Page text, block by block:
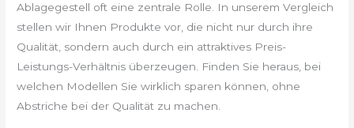
Ablagegestell oft eine zentrale Rolle. In unserem Vergleich
stellen wir Ihnen Produkte vor, die nicht nur durch ihre
Qualität, sondern auch durch ein attraktives Preis-
Leistungs-Verhältnis überzeugen. Finden Sie heraus, bei
welchen Modellen Sie wirklich sparen können, ohne
Abstriche bei der Qualität zu machen.